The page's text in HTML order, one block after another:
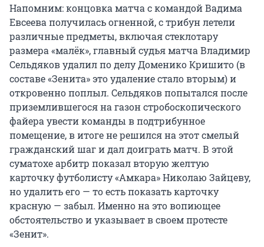
Напомним: концовка матча с командой Вадима
Евсеева получилась огненной, с трибун летели
различные предметы, включая стеклотару
размера «малёк», главный судья матча Владимир
Сельдяков удалил по делу Доменико Кришито (в
составе «Зенита» это удаление стало вторым) и
откровенно поплыл. Сельдяков попытался после
приземлившегося на газон стробоскопического
файера увести команды в подтрибунное
помещение, в итоге не решился на этот смелый
гражданский шаг и дал доиграть матч. В этой
суматохе арбитр показал вторую желтую
карточку футболисту «Амкара» Николаю Зайцеву,
но удалить его — то есть показать карточку
красную — забыл. Именно на это вопиющее
обстоятельство и указывает в своем протесте
«Зенит».